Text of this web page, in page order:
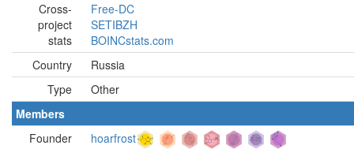
Cross-
project
stats
Free-DC
SETIBZH
BOINCstats.com
Country
Russia
Type
Other
Members
Founder
hoarfrost